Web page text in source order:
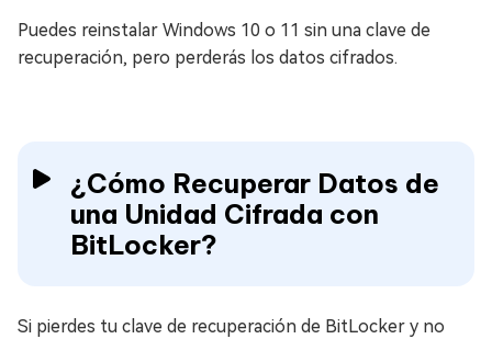
Puedes reinstalar Windows 10 o 11 sin una clave de
recuperación, pero perderás los datos cifrados.
¿Cómo Recuperar Datos de
una Unidad Cifrada con
BitLocker?
Si pierdes tu clave de recuperación de BitLocker y no